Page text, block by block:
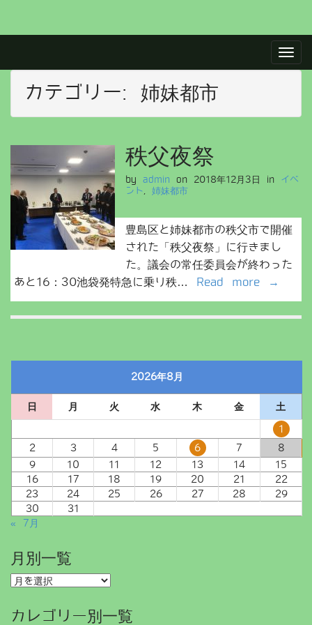
i
i
カテゴリー: 姉妹都市
秩父夜祭
by admin on 2018年12月3日 in
イベ
ント , 姉妹都市
豊島区と姉妹都市の秩父市で開催
された「秩父夜祭」に行きまし
た。議会の常任委員会が終わった
あと16：30池袋発特急に乗り秩…
Read more →
2026年8月
日 月 火 水 木 金
土
1
2
3 4 5 6 7
8
9
10 11 12 13 14
15
16
17 18 19 20 21
22
23
24 25 26 27 28
29
30
31
« 7月
月別一覧
月
一
覧
カレゴリー別一覧